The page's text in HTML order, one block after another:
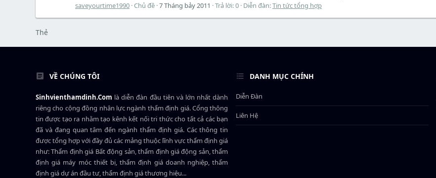
saveyourtime1990 Chủ đề 7 Tháng bảy 2011 Trả lời: 0 Diễn đàn:Tin tức tổng hợp
Thẻ
VỀ CHÚNG TÔI
Sinhvienthamdinh.Com là diễn đàn đầu tiên và lớn nhất dành
riêng cho cộng đồng nhân lực ngành thẩm định giá. Cổng thông
tin được tạo ra nhằm tạo kênh kết nối tri thức cho tất cả các bạn
đã và đang quan tâm đến ngành thẩm định giá. Các thông tin
được tổng hợp với đầy đủ các mảng thuộc lĩnh vực thẩm định giá
như: Thẩm định giá Bất động sản, thẩm định giá động sản, thẩm
định giá máy móc thiết bị, thẩm định giá doanh nghiệp, thẩm
định giá dự án đầu tư, thẩm định giá thương hiệu...
DANH MỤC CHÍNH
Diễn Đàn
Liên Hệ